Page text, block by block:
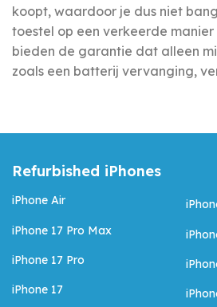
koopt, waardoor je dus niet
toestel op een verkeerde
bieden de garantie dat alleen
zoals een batterij vervanging,
Refurbished iPhones
iPhone Air
iPhone 17 Pro Max
iPhone 17 Pro
iPhone 17